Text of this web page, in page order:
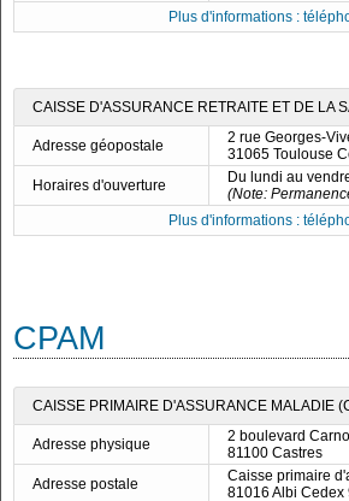
Plus d'informations :
CAISSE D'ASSURANCE RETRAITE ET DE LA
Adresse géopostale
2 rue Georges-
31065 Toulouse
Horaires d'ouverture
Du lundi au
(Note:
Plus d'informations :
CPAM
CAISSE PRIMAIRE D'ASSURANCE MALADIE
Adresse physique
2 boulevard
81100 Castres
Adresse postale
Caisse primaire
81016 Albi Cedex